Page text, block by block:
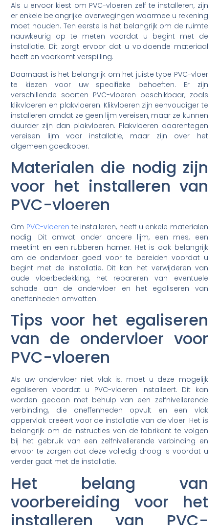
Als u ervoor kiest om PVC-vloeren zelf te installeren, zijn
er enkele belangrijke overwegingen waarmee u rekening
moet houden. Ten eerste is het belangrijk om de ruimte
nauwkeurig op te meten voordat u begint met de
installatie. Dit zorgt ervoor dat u voldoende materiaal
heeft en voorkomt verspilling.
Daarnaast is het belangrijk om het juiste type PVC-vloer
te kiezen voor uw specifieke behoeften. Er zijn
verschillende soorten PVC-vloeren beschikbaar, zoals
klikvloeren en plakvloeren. Klikvloeren zijn eenvoudiger te
installeren omdat ze geen lijm vereisen, maar ze kunnen
duurder zijn dan plakvloeren. Plakvloeren daarentegen
vereisen lijm voor installatie, maar zijn over het
algemeen goedkoper.
Materialen die nodig zijn
voor het installeren van
PVC-vloeren
Om PVC-vloeren te installeren, heeft u enkele materialen
nodig. Dit omvat onder andere lijm, een mes, een
meetlint en een rubberen hamer. Het is ook belangrijk
om de ondervloer goed voor te bereiden voordat u
begint met de installatie. Dit kan het verwijderen van
oude vloerbedekking, het repareren van eventuele
schade aan de ondervloer en het egaliseren van
oneffenheden omvatten.
Tips voor het egaliseren
van de ondervloer voor
PVC-vloeren
Als uw ondervloer niet vlak is, moet u deze mogelijk
egaliseren voordat u PVC-vloeren installeert. Dit kan
worden gedaan met behulp van een zelfnivellerende
verbinding, die oneffenheden opvult en een vlak
oppervlak creëert voor de installatie van de vloer. Het is
belangrijk om de instructies van de fabrikant te volgen
bij het gebruik van een zelfnivellerende verbinding en
ervoor te zorgen dat deze volledig droog is voordat u
verder gaat met de installatie.
Het belang van
voorbereiding voor het
installeren van PVC-